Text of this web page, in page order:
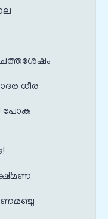
ധീര
പോക